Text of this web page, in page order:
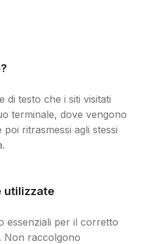
di testo che i siti visitati
terminale, dove vengono
ritrasmessi agli stessi
utilizzate
essenziali per il corretto
Non raccolgono